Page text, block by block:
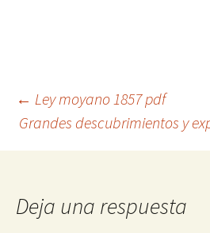
Navegación
de
entradas
← Ley moyano 1857 pdf
Grandes descubrimientos y
Deja una respuesta